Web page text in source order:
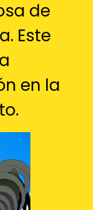
de
Este
en la